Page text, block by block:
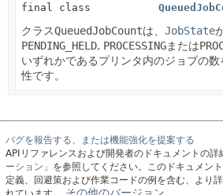
final class
クラスQueuedJobCountは、 JobState
PENDING_HELD, PROCESSINGまたは
いずれかであるプリンタ内のジョブの
性です。
バグを報告する、または機能強化を提案する
APIリファレンスおよび開発者のドキュメントの詳
ーション」 を参照してください。このドキュメン
定義、回避策および作業コードの例を含む、より
その他のバージョン。